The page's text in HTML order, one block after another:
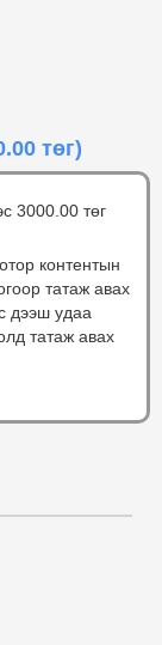
төг)
3000.00 төг
контентын
татаж авах
дээш удаа
татаж авах